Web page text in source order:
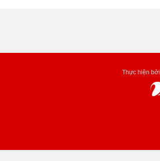
Thực hiện bởi